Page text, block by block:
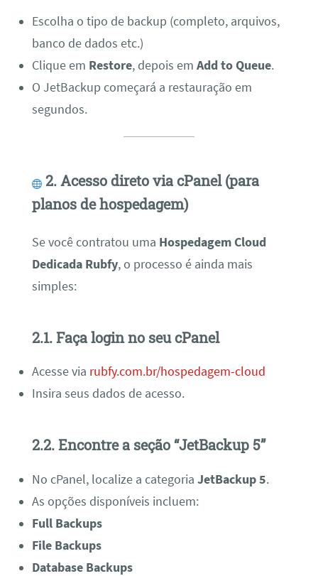
Escolha o tipo de backup (completo, arquivos,
banco de dados etc.)
Clique em Restore, depois em Add to Queue.
O JetBackup começará a restauração em
segundos.
2. Acesso direto via cPanel (para
planos de hospedagem)
Se você contratou uma Hospedagem Cloud
Dedicada Rubfy, o processo é ainda mais
simples:
2.1. Faça login no seu cPanel
Acesse via rubfy.com.br/hospedagem-cloud
Insira seus dados de acesso.
2.2. Encontre a seção “JetBackup 5”
No cPanel, localize a categoria JetBackup 5.
As opções disponíveis incluem:
Full Backups
File Backups
Database Backups